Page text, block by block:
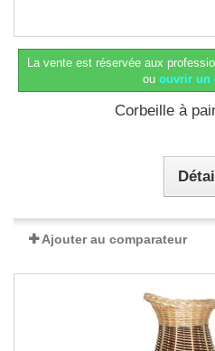
La vente est réservée aux
ou ouvrir un
Corbeille à
Ajouter au comparateur